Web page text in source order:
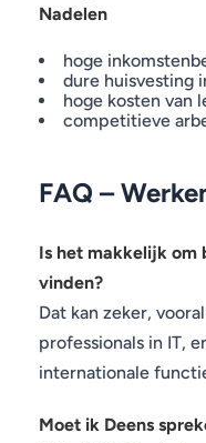
Nadelen
hoge
dure huisvesting
hoge kosten van
competitieve
FAQ –
Is het makkelijk om
vinden?
Dat kan zeker,
professionals in IT,
internationale
Moet ik Deens